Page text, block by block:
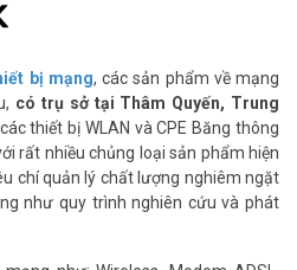
ngay hôm nay để được hỗ trợ giá
bị mạng, các sản phẩm về mạng
có trụ sở tại Thâm Quyến, Trung
thiết bị WLAN và CPE Băng thông
rất nhiều chủng loại sản phẩm hiện
chí quản lý chất lượng nghiêm ngặt
như quy trình nghiên cứu và phát